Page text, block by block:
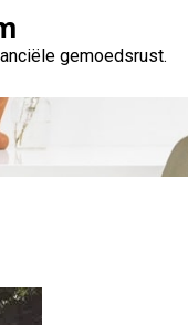
gemoedsrust.